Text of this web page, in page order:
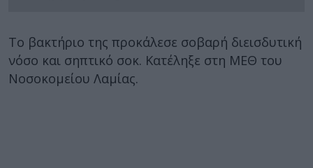
Το βακτήριο της προκάλεσε σοβαρή διεισδυτική
νόσο και σηπτικό σοκ. Κατέληξε στη ΜΕΘ του
Νοσοκομείου Λαμίας.